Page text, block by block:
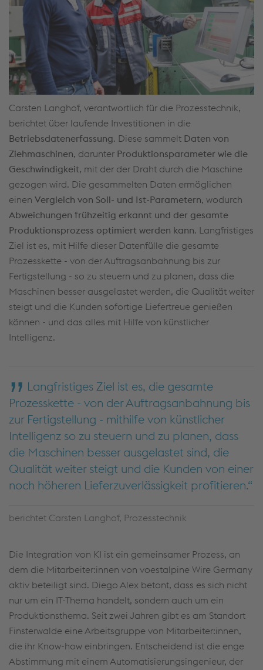
Carsten Langhof, verantwortlich für die Prozesstechnik,
berichtet über laufende Investitionen in die
Betriebsdatenerfassung. Diese sammelt Daten von
Ziehmaschinen, darunter Produktionsparameter wie die
Geschwindigkeit, mit der der Draht durch die Maschine
gezogen wird. Die gesammelten Daten ermöglichen
einen Vergleich von Soll- und Ist-Parametern, wodurch
Abweichungen frühzeitig erkannt und der gesamte
Produktionsprozess optimiert werden kann. Langfristiges
Ziel ist es, mit Hilfe dieser Datenfülle die gesamte
Prozesskette - von der Auftragsanbahnung bis zur
Fertigstellung - so zu steuern und zu planen, dass die
Maschinen besser ausgelastet werden, die Qualität weiter
steigt und die Kunden sofortige Liefertreue genießen
können - und das alles mit Hilfe von künstlicher
Intelligenz.
Langfristiges Ziel ist es, die gesamte
Prozesskette - von der Auftragsanbahnung bis
zur Fertigstellung - mithilfe von künstlicher
Intelligenz so zu steuern und zu planen, dass
die Maschinen besser ausgelastet sind, die
Qualität weiter steigt und die Kunden von einer
noch höheren Lieferzuverlässigkeit profitieren.
berichtet Carsten Langhof, Prozesstechnik
Die Integration von KI ist ein gemeinsamer Prozess, an
dem die Mitarbeiter:innen von voestalpine Wire Germany
aktiv beteiligt sind. Diego Alex betont, dass es sich nicht
nur um ein IT-Thema handelt, sondern auch um ein
Produktionsthema. Seit zwei Jahren gibt es am Standort
Finsterwalde eine Arbeitsgruppe von Mitarbeiter:innen,
die ihr Know-how einbringen. Entscheidend ist die enge
Abstimmung mit einem Automatisierungsingenieur, der